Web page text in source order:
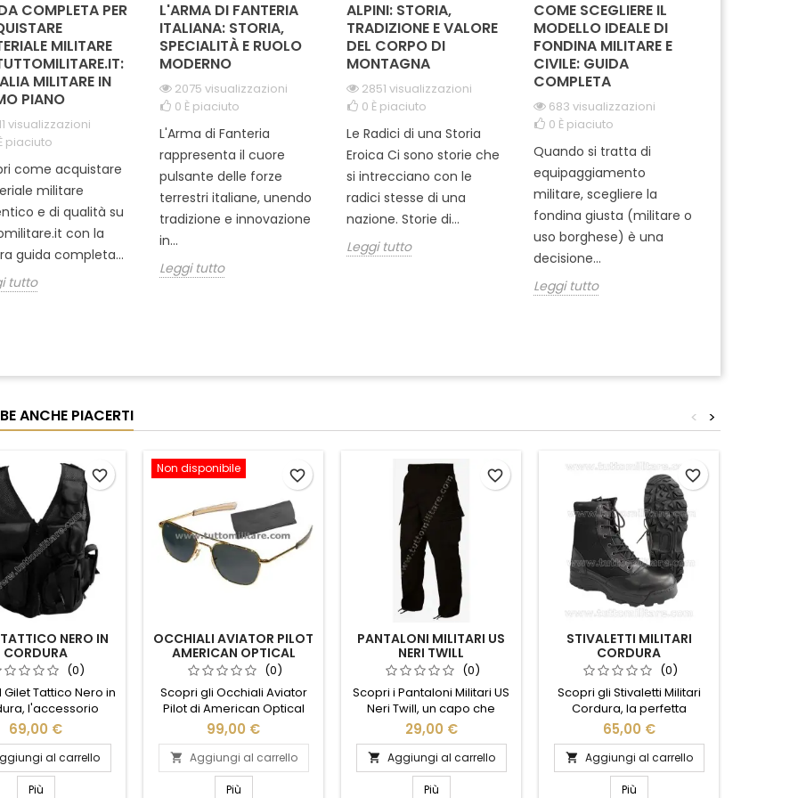
COMPLETA PER
MILITARE
MILITARE IN
PIANO
visualizzazioni
piaciuto
come acquistare
militare
e di qualità su
con la
guida completa...
tutto
L'ARMA DI FANTERIA
ITALIANA: STORIA,
SPECIALITÀ E RUOLO
MODERNO
2075 visualizzazioni
0 È piaciuto
L'Arma di Fanteria
rappresenta il cuore
pulsante delle forze
terrestri italiane, unendo
tradizione e innovazione
in...
Leggi tutto
ALPINI: STORIA,
TRADIZIONE E VALORE
DEL CORPO DI
MONTAGNA
2851 visualizzazioni
0 È piaciuto
Le Radici di una Storia
Eroica Ci sono storie che
si intrecciano con le
radici stesse di una
nazione. Storie di...
Leggi tutto
COME SCEGLIERE IL
MODELLO IDEALE DI
FONDINA MILITARE E
CIVILE: GUIDA
COMPLETA
683 visualizzazioni
0 È piaciuto
Quando si tratta di
equipaggiamento
militare, scegliere la
fondina giusta (militare o
uso borghese) è una
decisione...
Leggi tutto
ANCHE PIACERTI >
<
NERO IN
CORDURA
(0)
Gilet Tattico Nero in
l'accessorio
per chi cerca
e resistenza.
in robusto
Cordura, questo
una protezione
69,00 €
al carrello
Più
favorite_border Non disponibile
OCCHIALI AVIATOR PILOT
AMERICAN OPTICAL
EYEWEAR (0)
Scopri gli Occhiali Aviator
Pilot di American Optical
Eyewear, un'icona di stile
senza tempo. Progettati per
chi ama l'eleganza
classica, questi occhiali
offrono una combinazione
99,00 €
 Aggiungi al carrello
Più
favorite_border
PANTALONI MILITARI US
NERI TWILL
(0)
Scopri i Pantaloni Militari US
Neri Twill, un capo che
unisce stile e funzionalità.
Realizzati in resistente
tessuto twill, questi
pantaloni offrono comfort e
durata eccezionali. Il design
29,00 €
 Aggiungi al carrello
Più
favorite_border
STIVALETTI MILITARI
CORDURA
(0)
Scopri gli Stivaletti Militari
Cordura, la perfetta
combinazione di resistenza
e comfort. Realizzati con
materiali di alta qualità,
questi stivaletti offrono una
protezione eccezionale in
65,00 €
 Aggiungi al carrello
Più
favorite_border